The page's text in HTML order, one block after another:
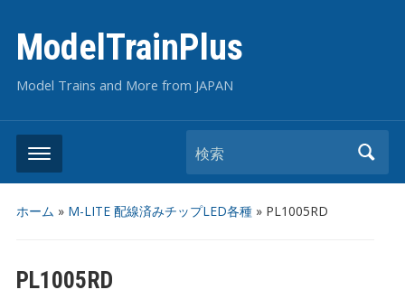
ModelTrainPlus
Model Trains and More from JAPAN
検索
ホーム » M-LITE 配線済みチップLED各種» PL1005RD
PL1005RD